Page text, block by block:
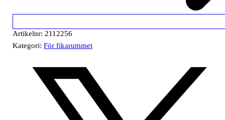
Artikelnr: 2112256
Kategori:För fikarummet